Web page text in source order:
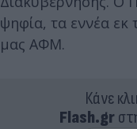
ψηφία, τα εννέα εκ
μας ΑΦΜ.
Κάνε
Flash.gr